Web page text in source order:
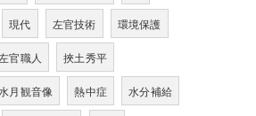
現代 左官技術 環境保護
官職人 挾土秀平
月観音像 熱中症 水分補給